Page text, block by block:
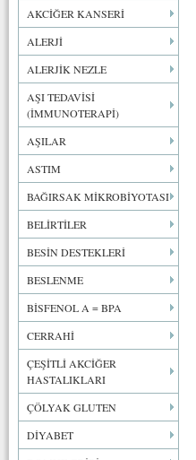
AKCİĞER KANSERİ
ALERJİ
ALERJİK NEZLE
AŞI TEDAVİSİ
(İMMUNOTERAPİ)
AŞILAR
ASTIM
BAĞIRSAK MİKROBİYOTASI
BELİRTİLER
BESİN DESTEKLERİ
BESLENME
BİSFENOL A = BPA
CERRAHİ
ÇEŞİTLİ AKCİĞER
HASTALIKLARI
ÇÖLYAK GLUTEN
DİYABET